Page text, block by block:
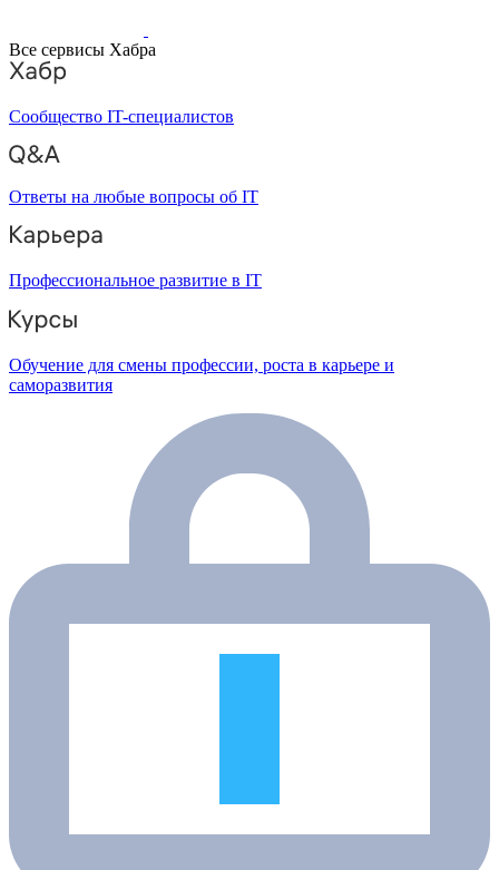
Все сервисы Хабра
Сообщество IT-специалистов
Ответы на любые вопросы об IT
Профессиональное развитие в IT
Обучение для смены профессии, роста в карьере и
саморазвития